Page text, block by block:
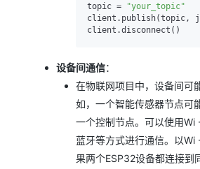
topic =
"your_topic"
client.publish(topic,
设备间通信：
在物联网项目中，设备间可
如，一个智能传感器节点可
一个控制节点。可以使用Wi
蓝牙等方式进行通信。以Wi
果两个ESP32设备都连接到